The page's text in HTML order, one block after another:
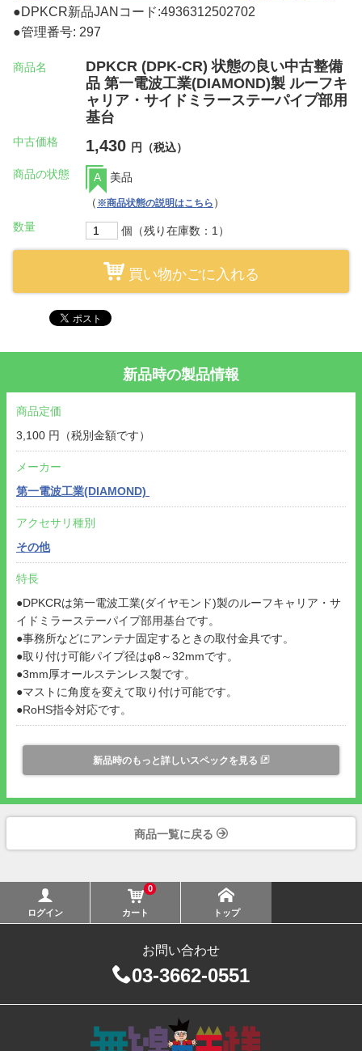
●DPKCR新品JANコード:4936312502702
●管理番号: 297
商品名
DPKCR (DPK-CR) 状態の良い中古整備
品 第一電波工業(DIAMOND)製 ルーフキ
ャリア・サイドミラーステーパイプ部用
基台
中古価格 1,430 円（税込）
商品の状態 A
美品
（ ※商品状態の説明はこちら ）
数量
個（残り在庫数：1）
買い物かごに入れる
新品時の製品情報
商品定価
3,100 円（税別金額です）
メーカー
第一電波工業(DIAMOND)
アクセサリ種別
その他
特長
●DPKCRは第一電波工業(ダイヤモンド)製のルーフキャリア・サ
イドミラーステーパイプ部用基台です。
●事務所などにアンテナ固定するときの取付金具です。
●取り付け可能パイプ径はφ8～32mmです。
●3mm厚オールステンレス製です。
●マストに角度を変えて取り付け可能です。
●RoHS指令対応です。
新品時のもっと詳しいスペックを見る
商品一覧に戻る
ログイン
0
カート トップ
お問い合わせ
03-3662-0551